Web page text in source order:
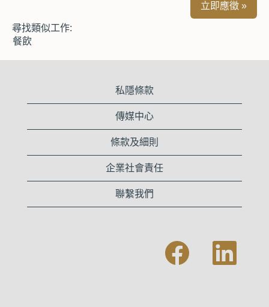
立即應徵 »
尋找類似工作:
餐飲
私隱條款
傳媒中心
條款及細則
企業社會責任
聯繫我們
在
新
的
在
新
的